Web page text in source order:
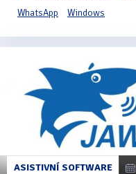
WhatsApp
Windows
ASISTIVNÍ SOFTWARE